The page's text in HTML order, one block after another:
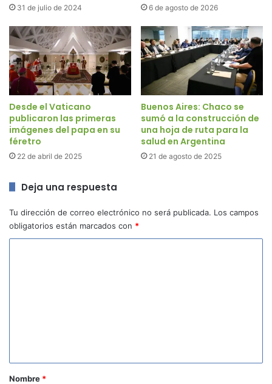
31 de julio de 2024 6 de agosto de 2026
Desde el Vaticano
publicaron las primeras
imágenes del papa en su
féretro
22 de abril de 2025
Buenos Aires: Chaco se
sumó a la construcción de
una hoja de ruta para la
salud en Argentina
21 de agosto de 2025
Deja una respuesta
Tu dirección de correo electrónico no será publicada. Los campos
obligatorios están marcados con *
rNombre *